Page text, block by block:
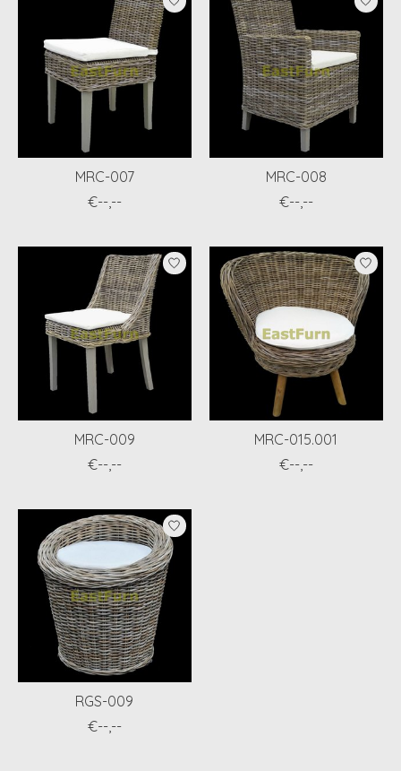
MRC-007
€--,--
MRC-008
€--,--
MRC-009
€--,--
MRC-015.001
€--,--
RGS-009
€--,--